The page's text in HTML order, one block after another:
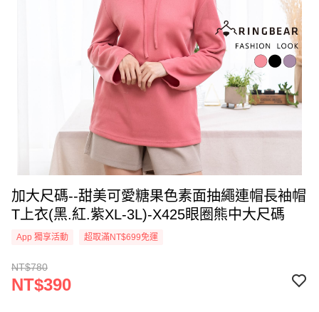
加大尺碼--甜美可愛糖果色素面抽繩連帽長袖帽
T上衣(黑.紅.紫XL-3L)-X425眼圈熊中大尺碼
App 獨享活動 超取滿NT$699免運
NT$780
NT$390